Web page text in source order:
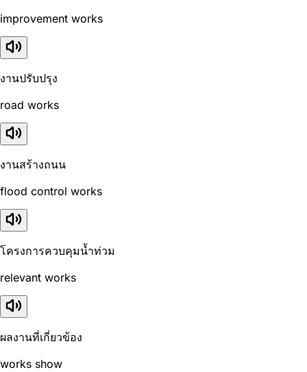
improvement works
งานปรับปรุง
road works
งานสร้างถนน
flood control works
โครงการควบคุมน้ำท่วม
relevant works
ผลงานที่เกี่ยวข้อง
works show